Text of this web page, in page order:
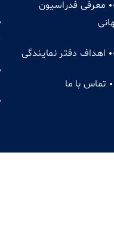
معرفی فدراسیون
اهداف دفتر نمایندگی
تماس با ما